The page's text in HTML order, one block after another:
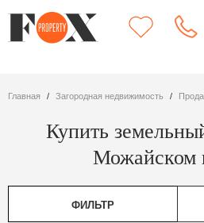
Главная Загородная недвижимость
Купить
Можайском
ФИЛЬТР